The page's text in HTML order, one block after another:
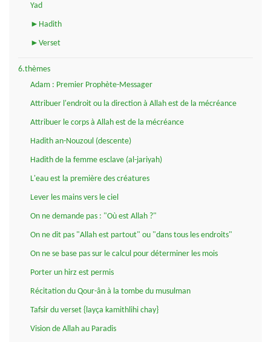
Yad
►Hadith
►Verset
6.thèmes
Adam : Premier Prophète-Messager
Attribuer l'endroit ou la direction à Allah est de la mécréance
Attribuer le corps à Allah est de la mécréance
Hadith an-Nouzoul (descente)
Hadith de la femme esclave (al-jariyah)
L'eau est la première des créatures
Lever les mains vers le ciel
On ne demande pas : "Où est Allah ?"
On ne dit pas "Allah est partout" ou "dans tous les endroits"
On ne se base pas sur le calcul pour déterminer les mois
Porter un hirz est permis
Récitation du Qour-ân à la tombe du musulman
Tafsir du verset {layça kamithlihi chay}
Vision de Allah au Paradis